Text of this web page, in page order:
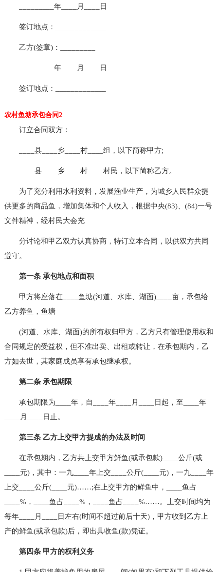
_________年____月____日
签订地点：_____________
乙方(签章)：_________
_________年____月____日
签订地点：_____________
农村鱼塘承包合同2
订立合同双方：
____县____乡____村____组，以下简称甲方;
____县____乡____村____村民，以下简称乙方。
为了充分利用水利资料，发展渔业生产，为城乡人民群众提
供更多的商品鱼，增加集体和个人收入，根据中央(83)、(84)一号
文件精神，经村民大会充
分讨论和甲乙双方认真协商，特订立本合同，以供双方共同
遵守。
第一条 承包地点和面积
甲方将座落在____鱼塘(河道、水库、湖面)____亩，承包给
乙方养鱼，鱼塘
(河道、水库、湖面)的所有权归甲方，乙方只有管理使用权和
合同规定的受益权，但不准出卖、出租或转让，在承包期内，乙
方如去世，其家庭成员享有承包继承权。
第二条 承包期限
承包期限为____年，自____年____月____日起，至____年
____月____日止。
第三条 乙方上交甲方提成的办法及时间
在承包期内，乙方共上交甲方鲜鱼(或承包款)____公斤(或
____元)，其中：一九____年上交____公斤(____元)，一九____年
上交____公斤(____元)……;在上交甲方的鲜鱼中，____鱼占
____%，____鱼占____%，____鱼占____%……。上交时间均为
每年____月____日左右(时间不超过前后十天)，甲方收到乙方上
产的鲜鱼(或承包款)后，即出具收鱼(款)凭证。
第四条 甲方的权利义务